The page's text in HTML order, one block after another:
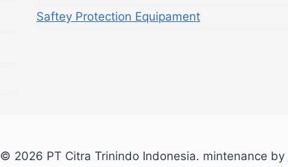
Saftey Protection Equipament
© 2026 PT Citra Trinindo Indonesia. mintenance by